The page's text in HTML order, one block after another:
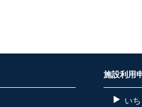
施設利用
い